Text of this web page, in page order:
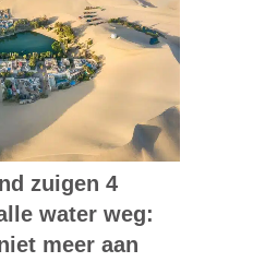
zuigen 4
water weg:
meer aan